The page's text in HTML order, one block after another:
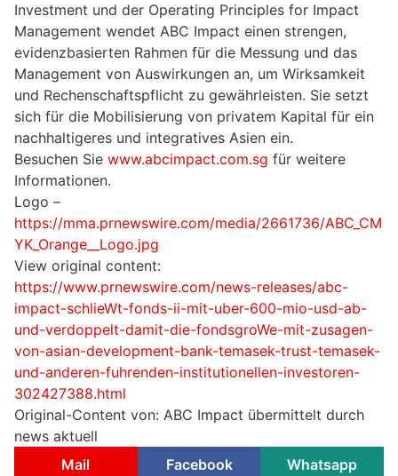
Investment und der Operating Principles for Impact
Management wendet ABC Impact einen strengen,
evidenzbasierten Rahmen für die Messung und das
Management von Auswirkungen an, um Wirksamkeit
und Rechenschaftspflicht zu gewährleisten. Sie setzt
sich für die Mobilisierung von privatem Kapital für ein
nachhaltigeres und integratives Asien ein.
Besuchen Sie www.abcimpact.com.sg für weitere
Informationen.
Logo –
https://mma.prnewswire.com/media/2661736/ABC_CM
YK_Orange__Logo.jpg
View original content:
https://www.prnewswire.com/news-releases/abc-
impact-schlieWt-fonds-ii-mit-uber-600-mio-usd-ab-
und-verdoppelt-damit-die-fondsgroWe-mit-zusagen-
von-asian-development-bank-temasek-trust-temasek-
und-anderen-fuhrenden-institutionellen-investoren-
302427388.html
Original-Content von: ABC Impact übermittelt durch
news aktuell
Mail
Facebook Whatsapp